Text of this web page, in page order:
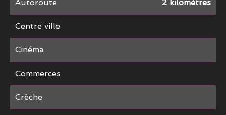
Autoroute 2 kilomètres
Centre ville
Cinéma
Commerces
Crèche